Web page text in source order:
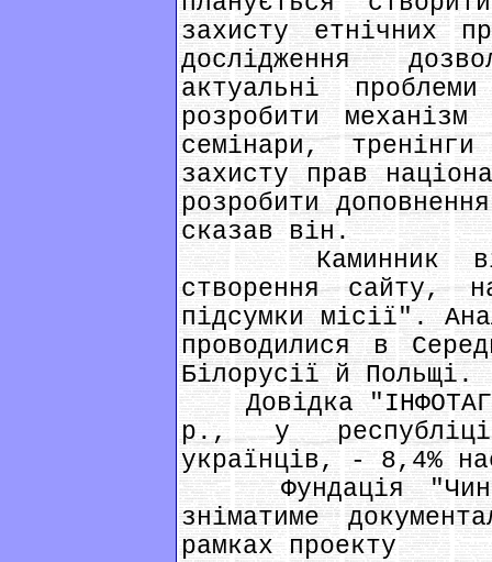
захисту етнічних
дослідження
актуальні
розробити
семінари,
захисту прав
розробити
сказав він.
Каминник
створення сайту,
підсумки місії".
проводилися в
Білорусії й Польщі.
Довідка
р., у
українців, - 8,4%
Фундація
зніматиме
рамках проекту